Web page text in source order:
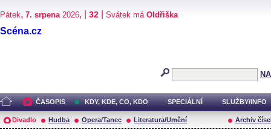
Pátek, 7. srpena2026, | 32 Svátek má Oldřiška
Scéna.cz
ČASOPIS KDY, KDE, CO, KDO SPECIÁLNÍ SLUŽBY/INFO
Divadlo Hudba Opera/Tanec Literatura/Umění Archiv